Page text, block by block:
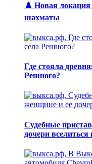
♟️ Новая локация
шахматы
Где стояла
Решного?
Судебные
дочери